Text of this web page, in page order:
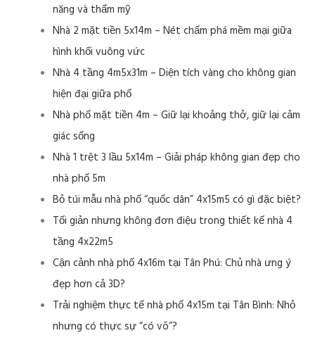
năng và thẩm mỹ
Nhà 2 mặt tiền 5x14m – Nét chấm phá mềm mại giữa
hình khối vuông vức
Nhà 4 tầng 4m5x31m – Diện tích vàng cho không gian
hiện đại giữa phố
Nhà phố mặt tiền 4m – Giữ lại khoảng thở, giữ lại cảm
giác sống
Nhà 1 trệt 3 lầu 5x14m – Giải pháp không gian đẹp cho
nhà phố 5m
Bỏ túi mẫu nhà phố “quốc dân” 4x15m5 có gì đặc biệt?
Tối giản nhưng không đơn điệu trong thiết kế nhà 4
tầng 4x22m5
Cận cảnh nhà phố 4x16m tại Tân Phú: Chủ nhà ưng ý
đẹp hơn cả 3D?
Trải nghiệm thực tế nhà phố 4x15m tại Tân Bình: Nhỏ
nhưng có thực sự “có võ”?